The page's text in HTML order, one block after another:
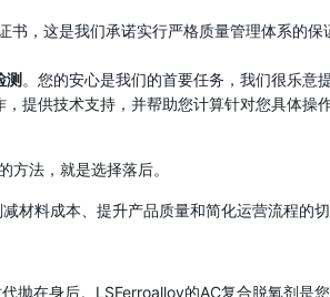
书，这是我们承诺实行严格质量管理体系的
测 。您的安心是我们的首要任务，我们很乐意
提供技术支持，并帮助您计算针对您具体操
方法，就是选择落后。
材料成本、提升产品质量和简化运营流程的
抛在身后。 LSFerroalloy的AC复合脱氧剂是您